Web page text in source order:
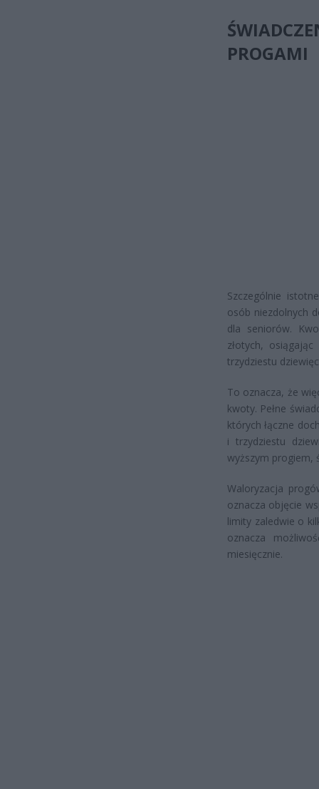
PROGAMI
Szczególnie
osób niezdolnych
dla seniorów.
złotych,
trzydziestu
To oznacza, że
kwoty. Pełne
których łączne
i trzydziestu
wyższym progiem,
Waloryzacja
oznacza objęcie
limity zaledwie o
oznacza
miesięcznie.